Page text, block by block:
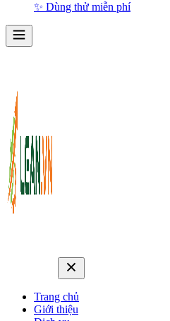
✨ Dùng thử miễn phí
Trang chủ
Giới thiệu